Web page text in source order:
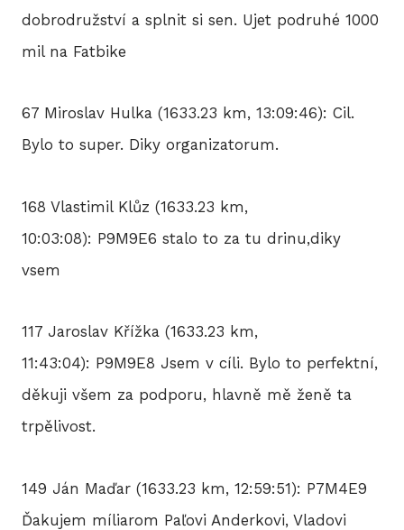
dobrodružství a splnit si sen. Ujet podruhé 1000
mil na Fatbike
67 Miroslav Hulka (1633.23 km, 13:09:46): Cil.
Bylo to super. Diky organizatorum.
168 Vlastimil Klůz (1633.23 km,
10:03:08): P9M9E6 stalo to za tu drinu,diky
vsem
117 Jaroslav Křížka (1633.23 km,
11:43:04): P9M9E8 Jsem v cíli. Bylo to perfektní,
děkuji všem za podporu, hlavně mě ženě ta
trpělivost.
149 Ján Maďar (1633.23 km, 12:59:51): P7M4E9
Ďakujem míliarom Paľovi Anderkovi, Vladovi